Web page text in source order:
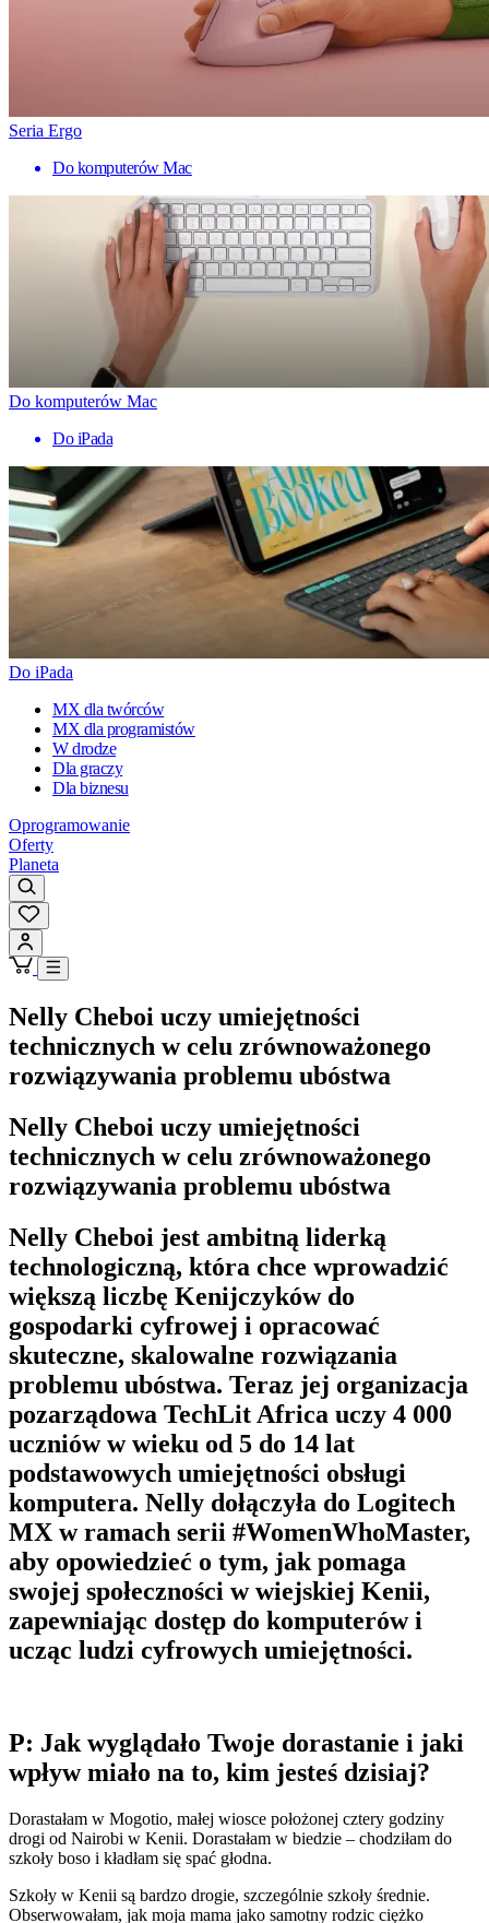
Seria Ergo
Do komputerów Mac
Do komputerów Mac
Do iPada
Do iPada
MX dla twórców
MX dla programistów
W drodze
Dla graczy
Dla biznesu
Oprogramowanie
Oferty
Planeta
Nelly Cheboi uczy umiejętności
technicznych w celu zrównoważonego
rozwiązywania problemu ubóstwa
Nelly Cheboi uczy umiejętności
technicznych w celu zrównoważonego
rozwiązywania problemu ubóstwa
Nelly Cheboi jest ambitną liderką
technologiczną, która chce wprowadzić
większą liczbę Kenijczyków do
gospodarki cyfrowej i opracować
skuteczne, skalowalne rozwiązania
problemu ubóstwa. Teraz jej organizacja
pozarządowa TechLit Africa uczy 4 000
uczniów w wieku od 5 do 14 lat
podstawowych umiejętności obsługi
komputera. Nelly dołączyła do Logitech
MX w ramach serii #WomenWhoMaster,
aby opowiedzieć o tym, jak pomaga
swojej społeczności w wiejskiej Kenii,
zapewniając dostęp do komputerów i
ucząc ludzi cyfrowych umiejętności.
P: Jak wyglądało Twoje dorastanie i jaki
wpływ miało na to, kim jesteś dzisiaj?
Dorastałam w Mogotio, małej wiosce położonej cztery godziny
drogi od Nairobi w Kenii. Dorastałam w biedzie – chodziłam do
szkoły boso i kładłam się spać głodna.
Szkoły w Kenii są bardzo drogie, szczególnie szkoły średnie.
Obserwowałam, jak moja mama jako samotny rodzic ciężko